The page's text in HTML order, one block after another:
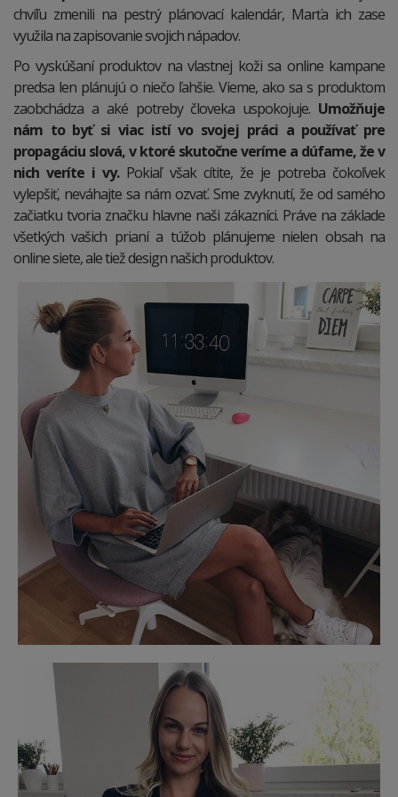
chvíľu zmenili na pestrý plánovací kalendár, Marťa ich zase
využila na zapisovanie svojich nápadov.
Po vyskúšaní produktov na vlastnej koži sa online kampane
predsa len plánujú o niečo ľahšie. Vieme, ako sa s produktom
zaobchádza a aké potreby človeka uspokojuje. Umožňuje
nám to byť si viac istí vo svojej práci a používať pre
propagáciu slová, v ktoré skutočne veríme a dúfame, že v
nich veríte i vy.Pokiaľ však cítite, že je potreba čokoľvek
vylepšiť, neváhajte sa nám ozvať. Sme zvyknutí, že od samého
začiatku tvoria značku hlavne naši zákazníci. Práve na základe
všetkých vašich prianí a túžob plánujeme nielen obsah na
online siete, ale tiež design našich produktov.